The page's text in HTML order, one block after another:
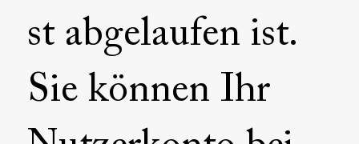
st abgelaufen ist.
Sie können Ihr